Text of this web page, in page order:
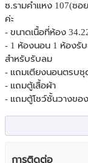
ซ.รามคำแหง 107(ซ
ค่ะ
- ขนาดเนื้อที่ห้อง
- 1 ห้องนอน 1 ห้องรั
สำหรับรับลม
- แถมเตียงนอนตรบชุ
- แถมตู้เสื้อผ้า
- แถมตู้โชว์ชั้นวางของ
- ใกล้เดอะมอล์บางกะ
การติดต่อ